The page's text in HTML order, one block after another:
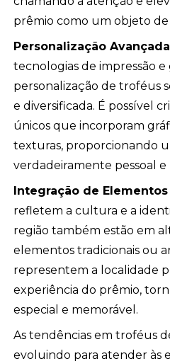
prêmio como um objeto
Personalização
tecnologias de impressão e
personalização de troféus
e diversificada. É possível
únicos que incorporam
texturas, proporcionando
verdadeiramente pessoal e
Integração de Elementos
refletem a cultura e a
região também estão em
elementos tradicionais ou
representem a localidade
experiência do prêmio,
especial e memorável.
As tendências em troféus
evoluindo para atender às